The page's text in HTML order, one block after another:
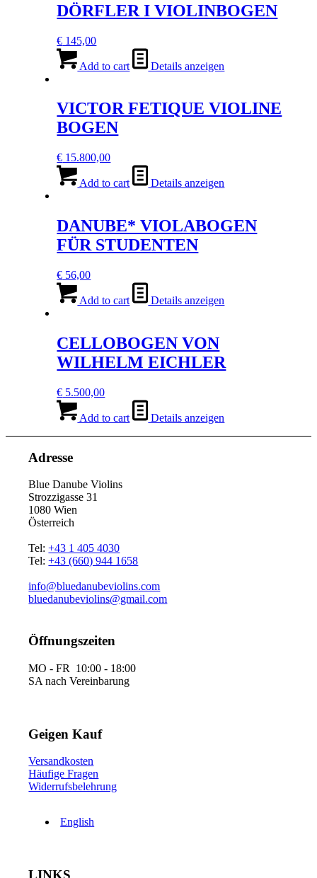
DÖRFLER I VIOLINBOGEN
€ 145,00
Add to cart Details anzeigen
VICTOR FETIQUE VIOLINE
BOGEN
€ 15.800,00
Add to cart Details anzeigen
DANUBE* VIOLABOGEN
FÜR STUDENTEN
€ 56,00
Add to cart Details anzeigen
CELLOBOGEN VON
WILHELM EICHLER
€ 5.500,00
Add to cart Details anzeigen
Adresse
Blue Danube Violins
Strozzigasse 31
1080 Wien
Österreich
Tel:+43 1 405 4030
Tel:+43 (660) 944 1658
info@bluedanubeviolins.com
bluedanubeviolins@gmail.com
Öffnungszeiten
MO - FR 10:00 - 18:00
SA nach Vereinbarung
Geigen Kauf
Versandkosten
Häufige Fragen
Widerrufsbelehrung
English
LINKS